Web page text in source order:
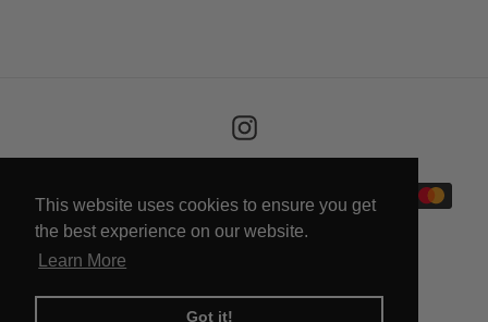
This website uses cookies to ensure you get
the best experience on our website.
Learn More
Got it!
Instagram
methods
HORN FACTORY